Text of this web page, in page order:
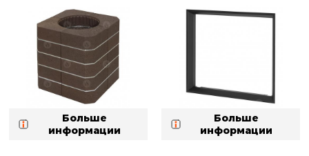
Больше
информации
Больше
информации